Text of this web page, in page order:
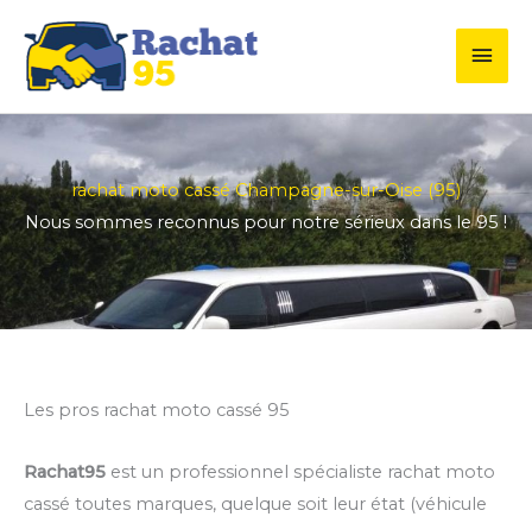
contenu
rachat moto cassé Champagne-sur-Oise (95)
Nous sommes reconnus pour notre sérieux dans le 95 !
Les pros rachat moto cassé 95
Rachat95 est un professionnel spécialiste rachat moto
cassé toutes marques, quelque soit leur état (véhicule